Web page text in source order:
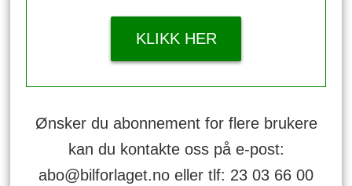
KLIKK HER
Ønsker du abonnement for flere brukere
kan du kontakte oss på e-post:
abo@bilforlaget.no eller tlf: 23 03 66 00